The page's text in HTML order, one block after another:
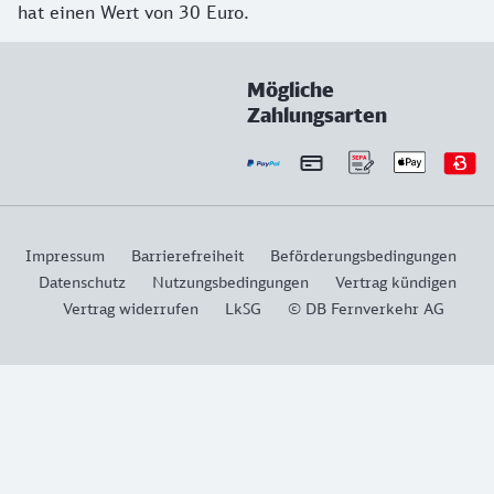
hat einen Wert von 30 Euro.
Mögliche
Zahlungsarten
Impressum Barrierefreiheit
Beförderungsbedingungen
Datenschutz
Nutzungsbedingungen
Vertrag kündigen
Vertrag widerrufen
LkSG © DB Fernverkehr AG